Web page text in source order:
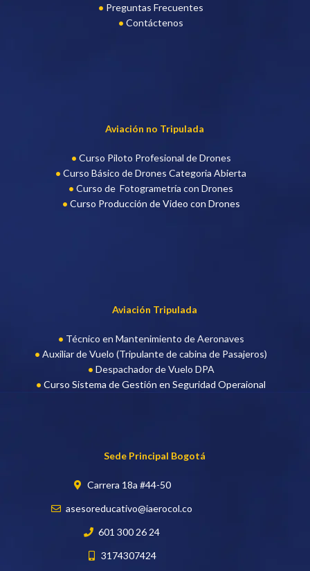
Preguntas Frecuentes
Contáctenos
Aviación no Tripulada
Curso Piloto Profesional de Drones
Curso Básico de Drones Categoria Abierta
Curso de Fotogrametría con Drones
Curso Producción de Video con Drones
Aviación Tripulada
Técnico en Mantenimiento de Aeronaves
Auxiliar de Vuelo (Tripulante de cabina de Pasajeros)
Despachador de Vuelo DPA
Curso Sistema de Gestión en Seguridad Operaional
Sede Principal Bogotá
Carrera 18a #44-50
asesoreducativo@iaerocol.co
601 300 26 24
3174307424